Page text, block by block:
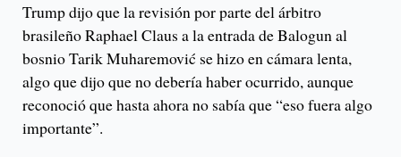
Trump dijo que la revisión por parte del árbitro
brasileño Raphael Claus a la entrada de Balogun al
bosnio Tarik Muharemović se hizo en cámara lenta,
algo que dijo que no debería haber ocurrido, aunque
reconoció que hasta ahora no sabía que “eso fuera algo
importante”.